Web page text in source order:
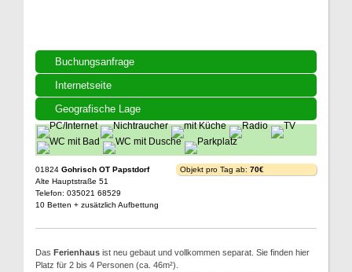
Buchungsanfrage
Internetseite
Geografische Lage
01824 Gohrisch OT Papstdorf
Alte Hauptstraße 51
Telefon: 035021 68529
10 Betten + zusätzlich Aufbettung
Objekt pro Tag ab: 70€
Das Ferienhaus ist neu gebaut und vollkommen separat. Sie finden hier
Platz für 2 bis 4 Personen (ca. 46m²).